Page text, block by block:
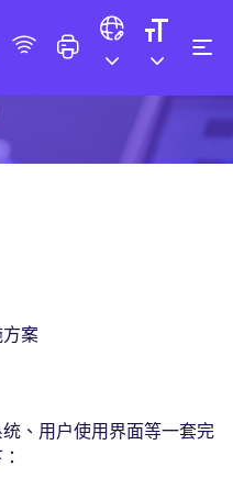
案
、用户使用界面等一套完